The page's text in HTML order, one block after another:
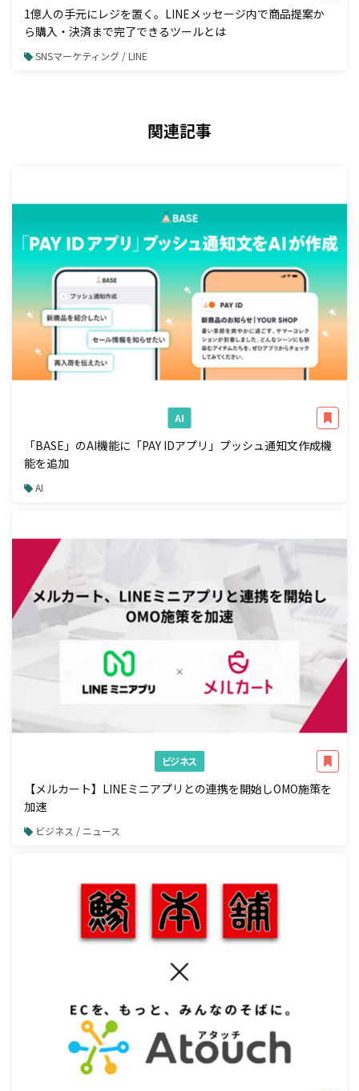
1億人の手元にレジを置く。LINEメッセージ内で商品提案か
ら購入・決済まで完了できるツールとは
SNSマーケティング / LINE
関連記事
AI
「BASE」のAI機能に「PAY IDアプリ」プッシュ通知文作成機
能を追加
AI
ビジネス
【メルカート】LINEミニアプリとの連携を開始しOMO施策を
加速
ビジネス / ニュース